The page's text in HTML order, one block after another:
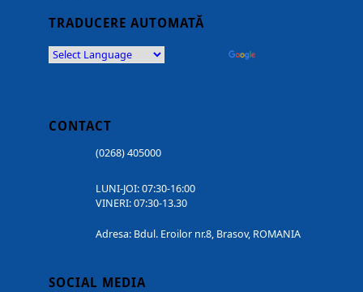
TRADUCERE AUTOMATĂ
CONTACT
(0268) 405000
LUNI-JOI: 07:30-16:00
VINERI: 07:30-13.30
Adresa: Bdul. Eroilor nr.8, Brasov, ROMANIA
SOCIAL MEDIA